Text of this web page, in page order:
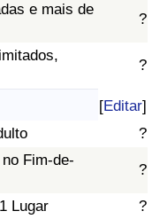
e mais de
?
?
[Editar]
?
Fim-de-
?
Lugar ?